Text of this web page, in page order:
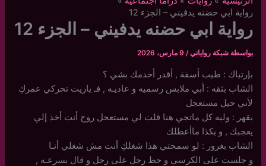
رواية ابي حضنه يدفيني – الجزء 12
رواية ابي حضنه يدفيني – الجزء 12
بواسطة شبكة رواياتي/ 9 مارس، 2026
بإرتباك : طيب أسفة , أقدر أخدمك بشي ؟
الشاب بثقه : أبي ملابس رسميه و عاديـه , فـ ياريت تحركي عمركِ
لأني حيل مستعجل
بقهر : وليه كل ماتجي هنا قلت لي مستعجل روح أنت أخذ إلي
يعجبك , و بكذا ماأعطلك
الشاب بغرور : لو سمحتي هذا شغلكِ أنت مش شغلي أنـا
و جلست على الكرسي و حط رجل على رجل و قال بسرعـه ,